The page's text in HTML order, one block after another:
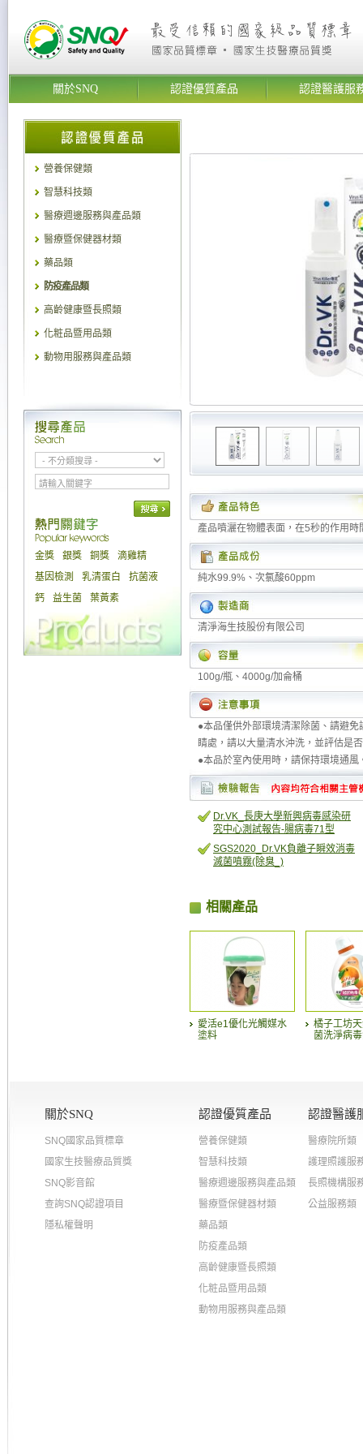
關於SNQ 認證優質產品 認證醫護服
營養保健類
智慧科技類
醫療週邊服務與產品類
醫療暨保健器材類
藥品類
防疫產品類
高齡健康暨長照類
化粧品暨用品類
動物用服務與產品類
金獎 銀獎 銅獎
滴雞精
基因檢測
乳清蛋白
抗菌液
鈣
益生菌 葉黃素
產品噴灑在物體表面，在5秒的作用
純水99.9%、次氯酸60ppm
清淨海生技股份有限公司
100g/瓶、4000g/加侖桶
●本品僅供外部環境清潔除菌、請避
睛處，請以大量清水沖洗，並評估是
●本品於室內使用時，請保持環境通風
Dr.VK_長庚大學新興病毒感染研
究中心測試報告-腸病毒71型
SGS2020_Dr.VK負離子瞬效消毒
滅菌噴霧(除臭_)
相關產品
愛活e1優化光觸媒水
塗料
橘子工坊
菌洗淨病
關於SNQ
SNQ國家品質標章
國家生技醫療品質獎
SNQ影音館
查詢SNQ認證項目
隱私權聲明
認證優質產品
營養保健類
智慧科技類
醫療週邊服務與產品類
醫療暨保健器材類
藥品類
防疫產品類
高齡健康暨長照類
化粧品暨用品類
動物用服務與產品類
認證醫護
醫療院所類
護理照護服
長照機構服
公益服務類